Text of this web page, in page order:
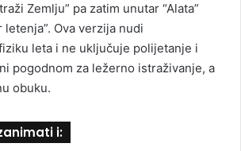
Zemlju” pa zatim unutar “Alata”
letenja”. Ova verzija nudi
leta i ne uključuje polijetanje i
pogodnom za ležerno istraživanje, a
obuku.
i: